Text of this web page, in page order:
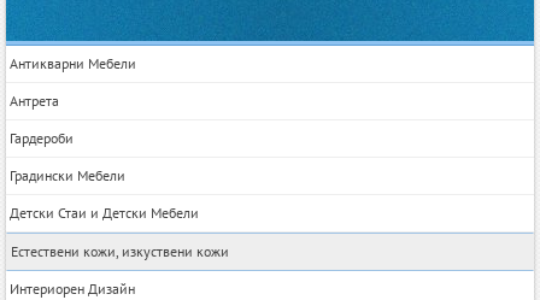
Антикварни Мебели
Антрета
Гардероби
Градински Мебели
Детски Стаи и Детски Мебели
Естествени кожи, изкуствени кожи
Интериорен Дизайн